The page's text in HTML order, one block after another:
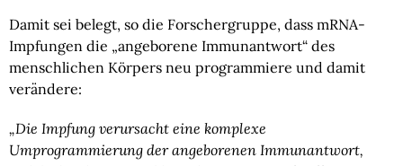
Damit sei belegt, so die Forschergruppe, dass mRNA-
Impfungen die „angeborene Immunantwort“ des
menschlichen Körpers neu programmiere und damit
verändere:
„Die Impfung verursacht eine komplexe
Umprogrammierung der angeborenen Immunantwort,